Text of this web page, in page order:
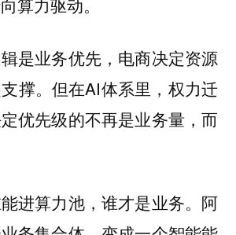
算力驱动。
是业务优先，电商决定资源
撑。但在AI体系里，权力迁
优先级的不再是业务量，而
进算力池，谁才是业务。阿